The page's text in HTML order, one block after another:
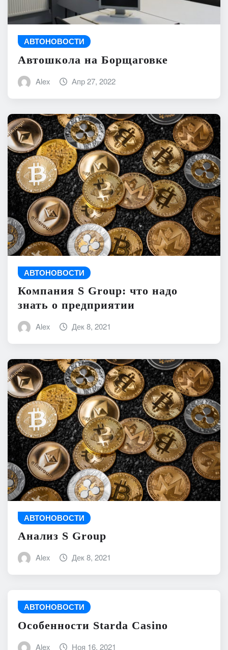
АВТОНОВОСТИ
Автошкола на Борщаговке
Alex Апр 27, 2022
АВТОНОВОСТИ
Компания S Group: что надо
знать о предприятии
Alex Дек 8, 2021
АВТОНОВОСТИ
Анализ S Group
Alex Дек 8, 2021
АВТОНОВОСТИ
Особенности Starda Сasino
Alex Ноя 16, 2021